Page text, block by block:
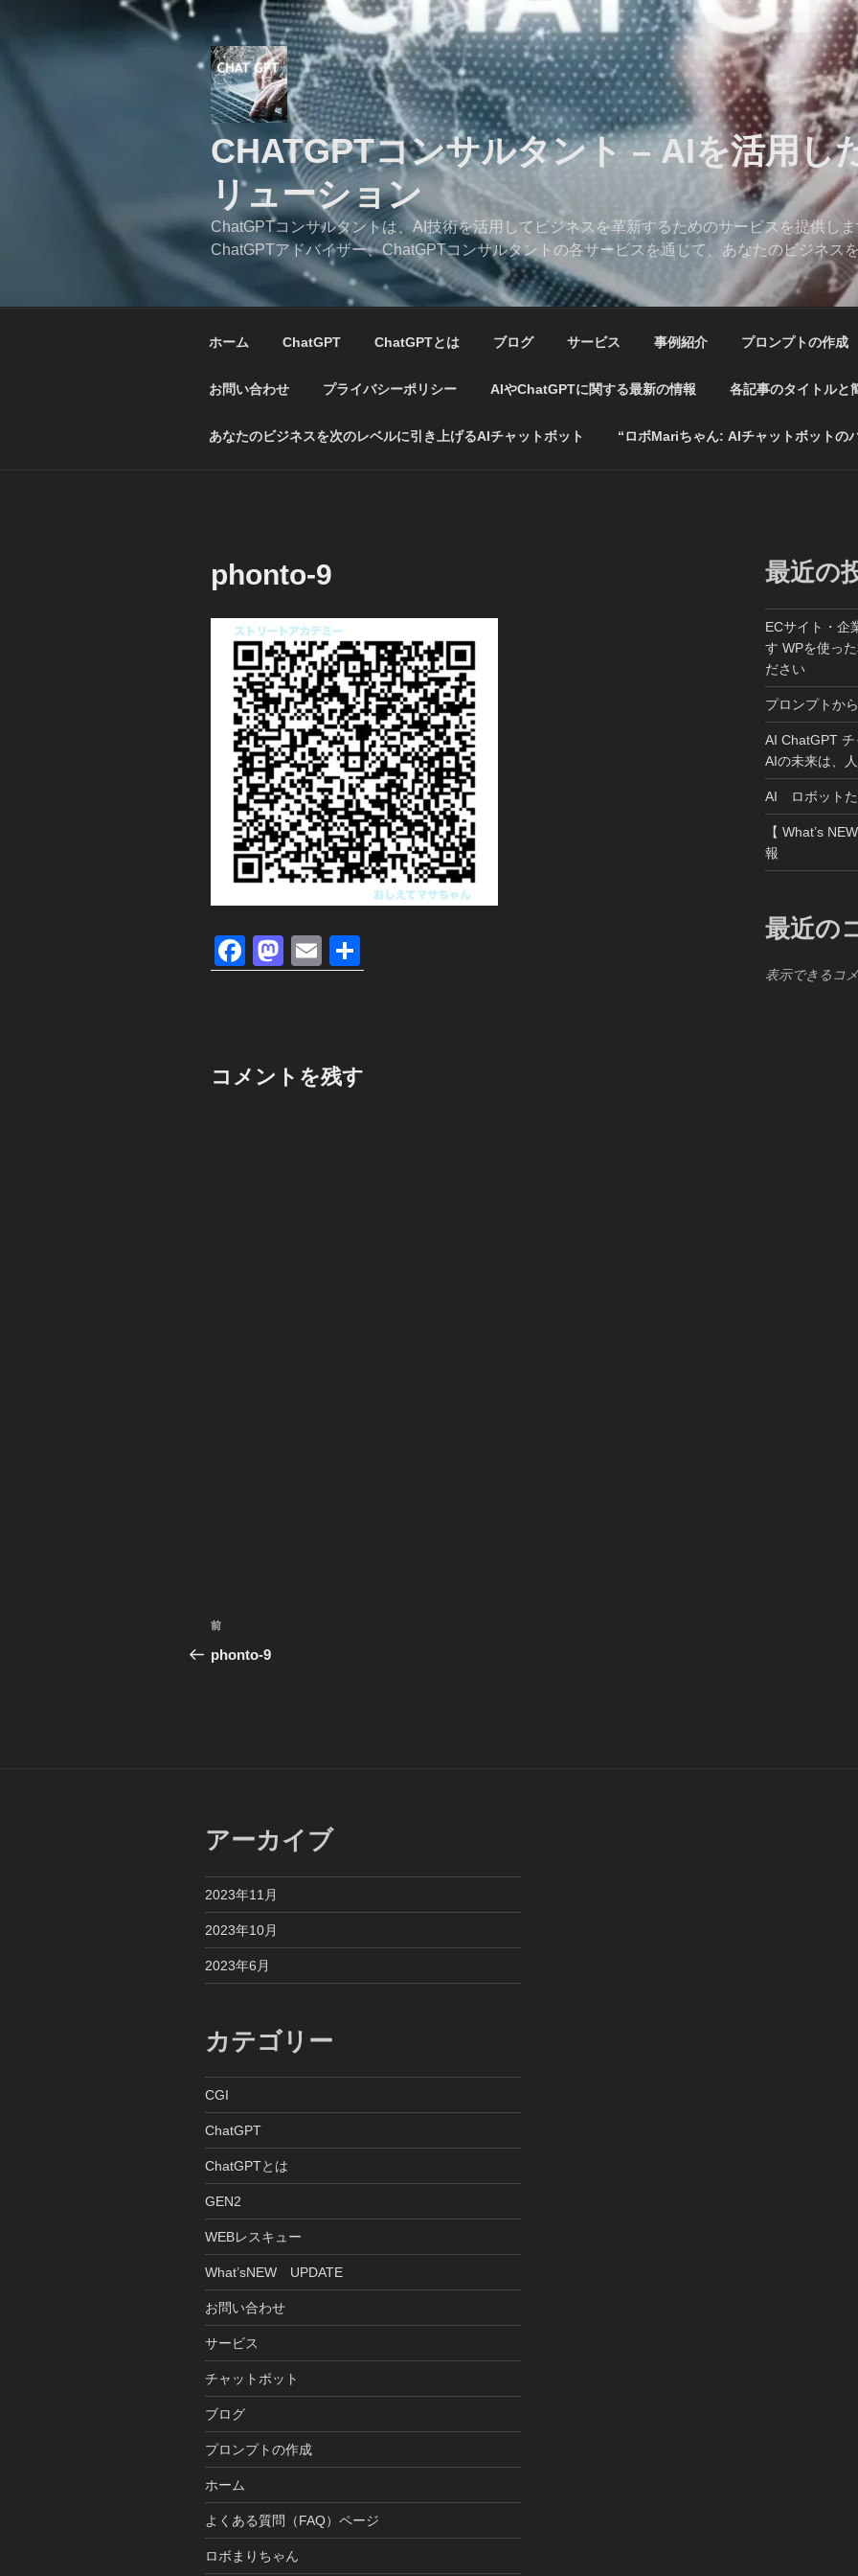
CHATGPTコンサルタント – AIを活用し
リューション
ChatGPTコンサルタントは、AI技術を活用してビジネスを革新するためのサービスを提供しま
ChatGPTアドバイザー、ChatGPTコンサルタントの各サービスを通じて、あなたのビジネス
ホーム ChatGPT ChatGPTとは ブログ サービス 事例紹介 プロンプトの作成
お問い合わせ プライバシーポリシー AIやChatGPTに関する最新の情報 各記事のタイトルと
あなたのビジネスを次のレベルに引き上げるAIチャットボット “ロボMariちゃん: AIチャットボットの
phonto-9
F
a
b
M
a
d
E
m 有
コメントを残す
投
稿
シ
ョ
ン
前
の
前
phonto-9
最近の
ECサイト・企
す WPを使っ
ださい
プロンプトか
AI ChatGPT
AIの未来は、
AI ロボットた
【 What’s
報
最近の
表示できるコ
アーカイブ
2023年11月
2023年10月
2023年6月
カテゴリー
CGI
ChatGPT
ChatGPTとは
GEN2
WEBレスキュー
What’sNEW UPDATE
お問い合わせ
サービス
チャットボット
ブログ
プロンプトの作成
ホーム
よくある質問（FAQ）ページ
ロボまりちゃん